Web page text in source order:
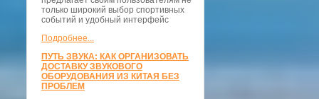
только широкий выбор спортивных
событий и удобный интерфейс
Подробнее...
ПУТЬ ЗВУКА: КАК ОРГАНИЗОВАТЬ
ДОСТАВКУ ЗВУКОВОГО
ОБОРУДОВАНИЯ ИЗ КИТАЯ БЕЗ
ПРОБЛЕМ